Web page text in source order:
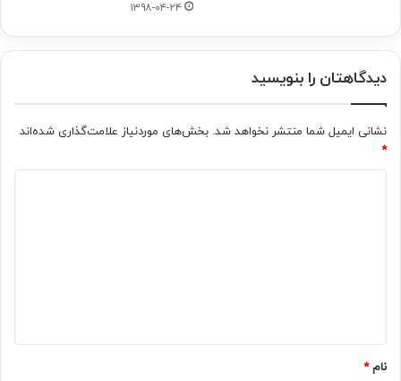
۱۳۹۸-۰۴-۲۴
دیدگاهتان را بنویسید
نشانی ایمیل شما منتشر نخواهد شد. بخش‌های موردنیاز علامت‌گذاری شده‌اند
*
*
نام*